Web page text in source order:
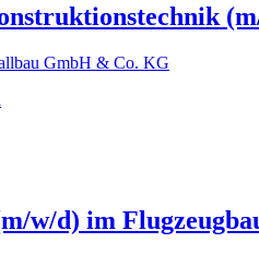
GmbH & Co. KG
w/d) im